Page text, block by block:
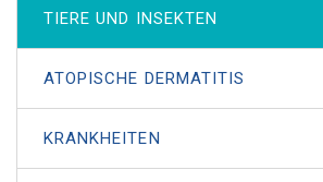
TIERE UND INSEKTEN
ATOPISCHE DERMATITIS
KRANKHEITEN